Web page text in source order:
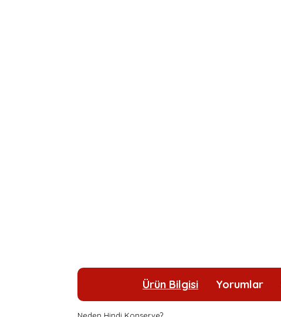
Ürün Bilgisi Yorumlar